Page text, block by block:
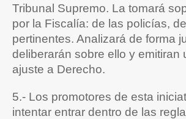
Tribunal Supremo. La tomará
por la Fiscalía: de las policías,
pertinentes. Analizará de forma
deliberarán sobre ello y
ajuste a Derecho.
5.- Los promotores de esta
intentar entrar dentro de las